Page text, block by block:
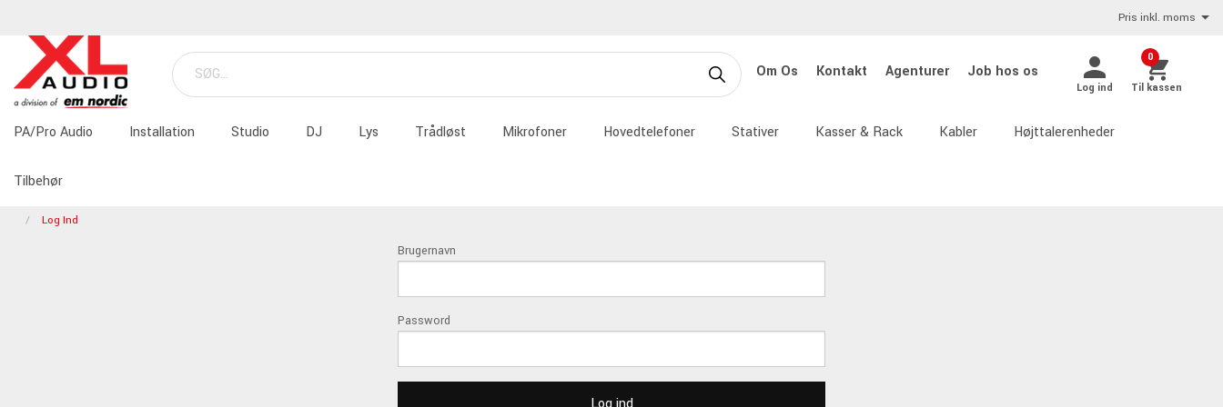
Pris inkl. moms
Om Os Kontakt Agenturer Job hos os
Log ind
0
Til kassen
PA/Pro Audio Installation Studio DJ Lys Trådløst Mikrofoner Hovedtelefoner Stativer Kasser & Rack Kabler Højttalerenheder
Tilbehør
Log Ind
Brugernavn
Password